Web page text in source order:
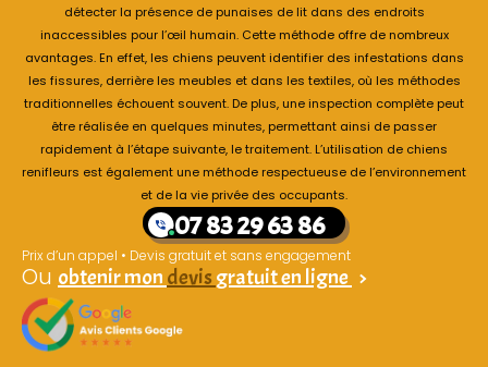
détecter la présence de punaises de lit dans des endroits
inaccessibles pour l’œil humain. Cette méthode offre de nombreux
avantages. En effet, les chiens peuvent identifier des infestations dans
les fissures, derrière les meubles et dans les textiles, où les méthodes
traditionnelles échouent souvent. De plus, une inspection complète peut
être réalisée en quelques minutes, permettant ainsi de passer
rapidement à l’étape suivante, le traitement. L’utilisation de chiens
renifleurs est également une méthode respectueuse de l’environnement
et de la vie privée des occupants.
07 83 29 63 86
Prix d’un appel • Devis gratuit et sans engagement
Ou obtenir mon devis gratuit en ligne >